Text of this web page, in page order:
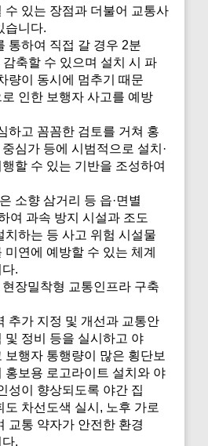
수 있는 장점과 더불어 교통사
습니다.
통하여 직접 갈 경우 2분
축할 수 있으며 설치 시 파
량이 동시에 멈추기 때문
인한 보행자 사고를 예방
하고 꼼꼼한 검토를 거쳐 홍
심가 등에 시범적으로 설치·
할 수 있는 기반을 조성하여
소향 삼거리 등 읍·면별
여 과속 방지 시설과 조도
치하는 등 사고 위험 시설물
연에 예방할 수 있는 체계
.
장밀착형 교통인프라 구축
추가 지정 및 개선과 교통안
및 정비 등을 실시하고 야
보행자 통행량이 많은 횡단보
홍보용 로고라이트 설치와 야
성이 향상되도록 야간 집
도 차선도색 실시, 노후 가로
교통 약자가 안전한 환경
.